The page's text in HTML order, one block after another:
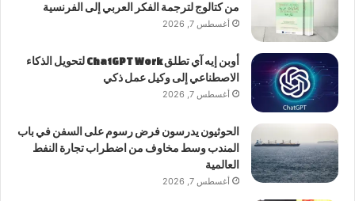
من كتالوج لترجمة الفكر العربي إلى الفرنسية
أغسطس 7, 2026
أوبن إيه آي تطلق ChatGPT Work لتحويل الذكاء
الاصطناعي إلى وكيل عمل ذكي
أغسطس 7, 2026
الحوثيون يدرسون فرض رسوم على السفن في باب
المندب وسط مخاوف من اضطراب تجارة النفط
العالمية
أغسطس 7, 2026